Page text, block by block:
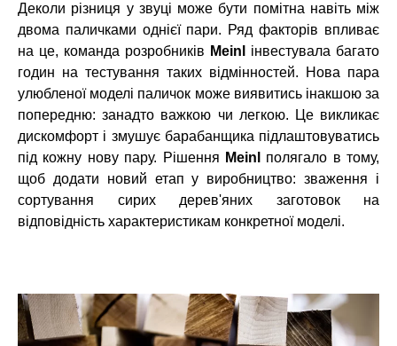
Деколи різниця у звуці може бути помітна навіть між
двома паличками однієї пари. Ряд факторів впливає
на це, команда розробників Meinl інвестувала багато
годин на тестування таких відмінностей. Нова пара
улюбленої моделі паличок може виявитись інакшою за
попередню: занадто важкою чи легкою. Це викликає
дискомфорт і змушує барабанщика підлаштовуватись
під кожну нову пару. Рішення Meinl полягало в тому,
щоб додати новий етап у виробництво: зваження і
сортування сирих дерев'яних заготовок на
відповідність характеристикам конкретної моделі.